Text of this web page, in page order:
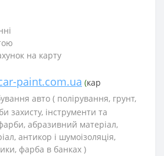
на карту
paint.com.ua (кар
авто ( полірування, грунт,
захисту, інструменти та
абразивний матеріал,
антикор і шумоізоляція,
фарба в банках )